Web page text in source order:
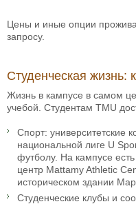
Цены и иные опции
запросу.
Студенческая жизнь:
Жизнь в кампусе в самом
учебой. Студентам TMU
Спорт: университетские
национальной лиге U
футболу. На кампусе
центр Mattamy Athletic
историческом здании
Студенческие клубы и